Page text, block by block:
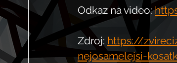
Odkaz na video:
Zdroj: https://
nejosamelejsi-